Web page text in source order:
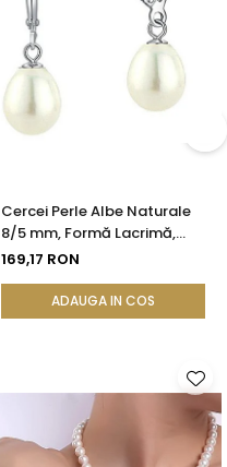
Cercei Perle Albe Naturale
8/5 mm, Formă Lacrimă,
Tortiță Închisă, Argint 925 |
169,17 RON
ADAUGA IN COS